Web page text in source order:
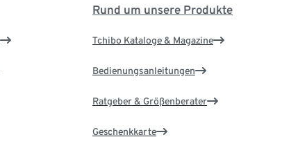
Rund um unsere Produkte
Tchibo Kataloge & Magazine
Bedienungsanleitungen
Ratgeber & Größenberater
Geschenkkarte